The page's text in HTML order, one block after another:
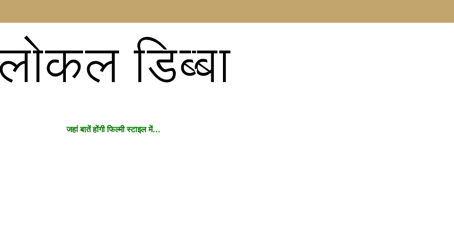
डिब्बा
जहां बातें होंगी फिल्मी स्टाइल में…